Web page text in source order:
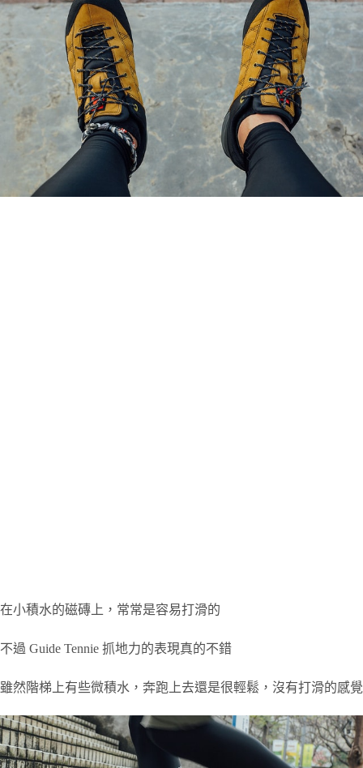
在小積水的磁磚上，常常是容易打滑的
不過 Guide Tennie 抓地力的表現真的不錯
雖然階梯上有些微積水，奔跑上去還是很輕鬆，沒有打滑的感覺